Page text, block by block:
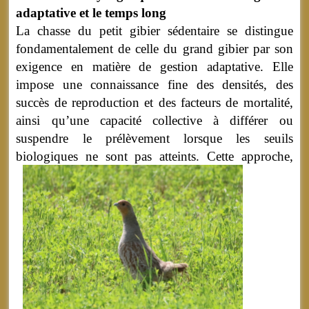
adaptative et le temps long
La chasse du petit gibier sédentaire se distingue
fondamentalement de celle du grand gibier par son
exigence en matière de gestion adaptative. Elle
impose une connaissance fine des densités, des
succès de reproduction et des facteurs de mortalité,
ainsi qu’une capacité collective à différer ou
suspendre le prélèvement lorsque les seuils
biologiques ne sont pas atteints. Cette approche,